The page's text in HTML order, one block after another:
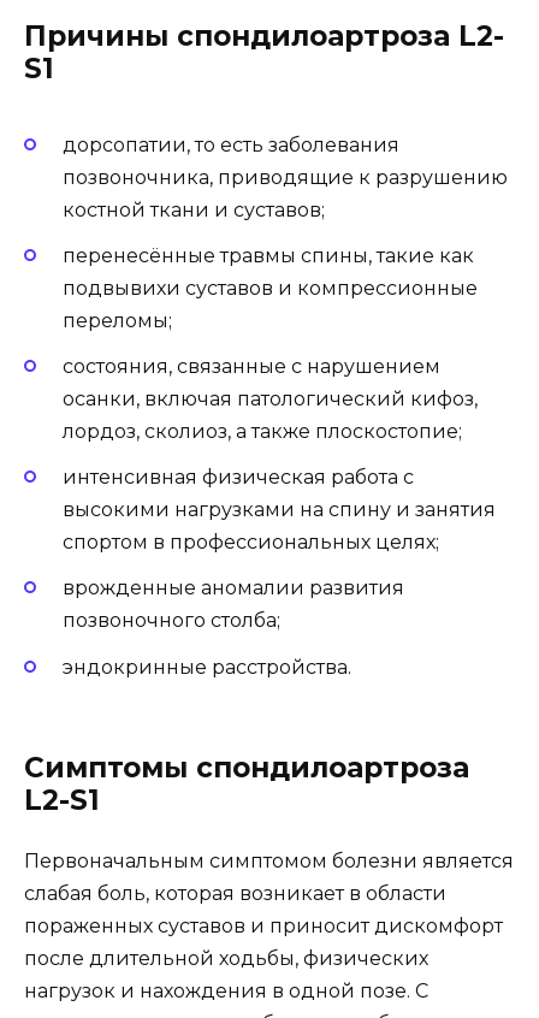
Причины спондилоартроза L2-
S1
дорсопатии, то есть заболевания
позвоночника, приводящие к разрушению
костной ткани и суставов;
перенесённые травмы спины, такие как
подвывихи суставов и компрессионные
переломы;
состояния, связанные с нарушением
осанки, включая патологический кифоз,
лордоз, сколиоз, а также плоскостопие;
интенсивная физическая работа с
высокими нагрузками на спину и занятия
спортом в профессиональных целях;
врожденные аномалии развития
позвоночного столба;
эндокринные расстройства.
Симптомы спондилоартроза
L2-S1
Первоначальным симптомом болезни является
слабая боль, которая возникает в области
пораженных суставов и приносит дискомфорт
после длительной ходьбы, физических
нагрузок и нахождения в одной позе. С